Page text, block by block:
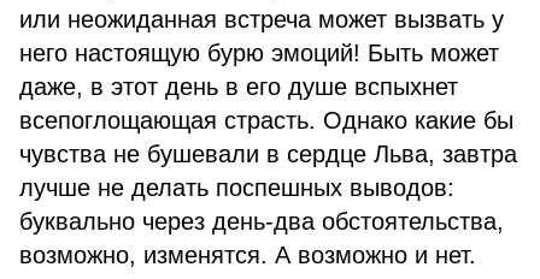
или неожиданная встреча может вызвать у
него настоящую бурю эмоций! Быть может
даже, в этот день в его душе вспыхнет
всепоглощающая страсть. Однако какие бы
чувства не бушевали в сердце Льва, завтра
лучше не делать поспешных выводов:
буквально через день-два обстоятельства,
возможно, изменятся. А возможно и нет.